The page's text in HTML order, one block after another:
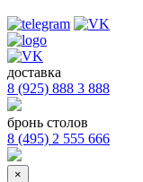
доставка
8 (925) 888 3 888
бронь столов
8 (495) 2 555 666
×